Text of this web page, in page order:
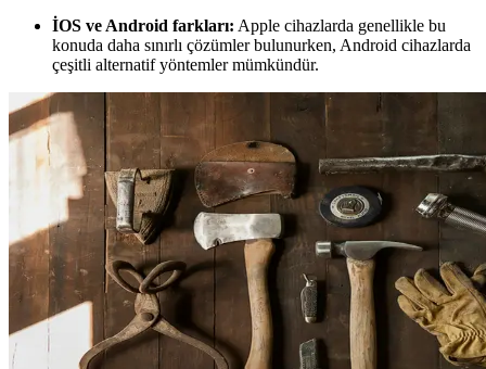
İOS ve Android farkları: Apple cihazlarda genellikle bu
konuda daha sınırlı çözümler bulunurken, Android cihazlarda
çeşitli alternatif yöntemler mümkündür.